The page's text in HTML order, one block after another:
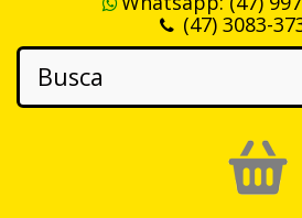
(47) 3083-